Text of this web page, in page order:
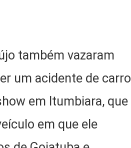
também vazaram
um acidente de carro
em Itumbiara, que
em que ele